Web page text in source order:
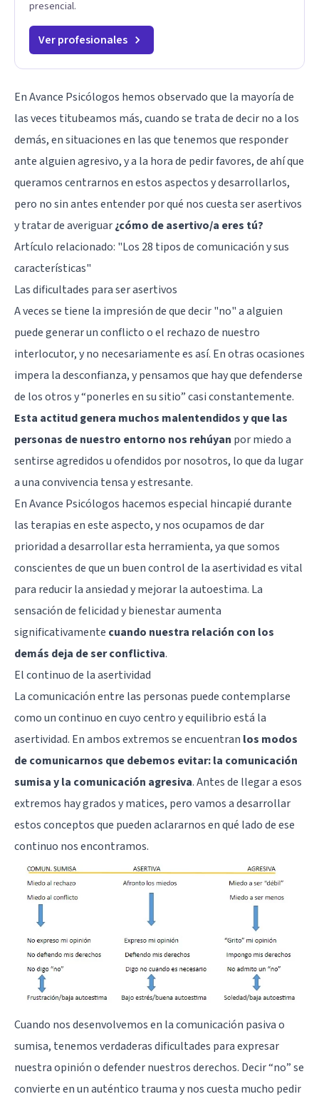
presencial.
Ver profesionales
En Avance Psicólogos hemos observado que la mayoría de
las veces titubeamos más, cuando se trata de decir no a los
demás, en situaciones en las que tenemos que responder
ante alguien agresivo, y a la hora de pedir favores, de ahí que
queramos centrarnos en estos aspectos y desarrollarlos,
pero no sin antes entender por qué nos cuesta ser asertivos
y tratar de averiguar¿cómo de asertivo/a eres tú?
Artículo relacionado: "Los 28 tipos de comunicación y sus
características"
Las dificultades para ser asertivos
A veces se tiene la impresión de que decir "no" a alguien
puede generar un conflicto o el rechazo de nuestro
interlocutor, y no necesariamente es así. En otras ocasiones
impera la desconfianza, y pensamos que hay que defenderse
de los otros y “ponerles en su sitio” casi constantemente.
Esta actitud genera muchos malentendidos y que las
personas de nuestro entorno nos rehúyan por miedo a
sentirse agredidos u ofendidos por nosotros, lo que da lugar
a una convivencia tensa y estresante.
En Avance Psicólogos hacemos especial hincapié durante
las terapias en este aspecto, y nos ocupamos de dar
prioridad a desarrollar esta herramienta, ya que somos
conscientes de que un buen control de la asertividad es vital
para reducir la ansiedad y mejorar la autoestima. La
sensación de felicidad y bienestar aumenta
significativamente cuando nuestra relación con los
demás deja de ser conflictiva.
El continuo de la asertividad
La comunicación entre las personas puede contemplarse
como un continuo en cuyo centro y equilibrio está la
asertividad. En ambos extremos se encuentran los modos
de comunicarnos que debemos evitar: la comunicación
sumisa y la comunicación agresiva. Antes de llegar a esos
extremos hay grados y matices, pero vamos a desarrollar
estos conceptos que pueden aclararnos en qué lado de ese
continuo nos encontramos.
Cuando nos desenvolvemos en la comunicación pasiva o
sumisa, tenemos verdaderas dificultades para expresar
nuestra opinión o defender nuestros derechos. Decir “no” se
convierte en un auténtico trauma y nos cuesta mucho pedir